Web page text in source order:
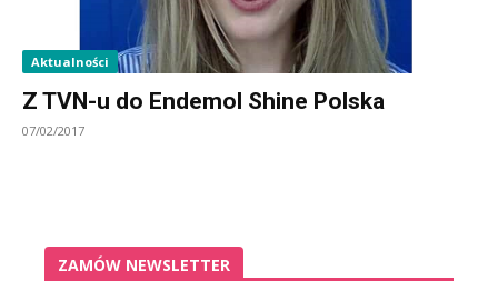
Aktualności
Z TVN-u do Endemol Shine Polska
07/02/2017
ZAMÓW NEWSLETTER